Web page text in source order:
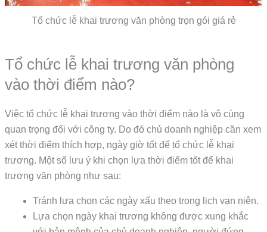
Tổ chức lễ khai trương văn phòng trọn gói giá rẻ
Tổ chức lễ khai trương văn phòng
vào thời điểm nào?
Việc tổ chức lễ khai trương vào thời điểm nào là vô cùng
quan trọng đối với công ty. Do đó chủ doanh nghiệp cần xem
xét thời điểm thích hợp, ngày giờ tốt để tổ chức lễ khai
trương. Một số lưu ý khi chọn lựa thời điểm tốt để khai
trương văn phòng như sau:
Tránh lựa chọn các ngày xấu theo trong lịch vạn niên.
Lựa chọn ngày khai trương không được xung khắc